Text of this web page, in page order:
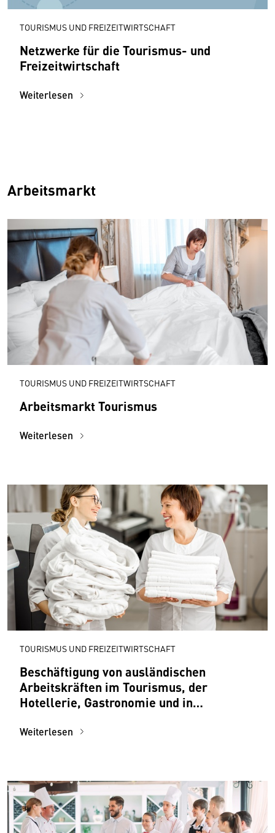
TOURISMUS UND FREIZEITWIRTSCHAFT
Netzwerke für die Tourismus- und
Freizeitwirtschaft
Weiterlesen
Arbeitsmarkt
TOURISMUS UND FREIZEITWIRTSCHAFT
Arbeitsmarkt Tourismus
Weiterlesen
TOURISMUS UND FREIZEITWIRTSCHAFT
Beschäftigung von ausländischen
Arbeitskräften im Tourismus, der
Hotellerie, Gastronomie und in
Weiterlesen